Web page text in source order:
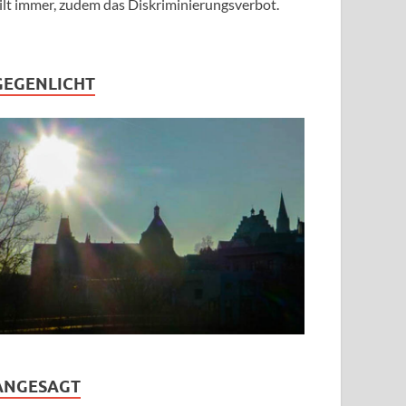
immer, zudem das Diskriminierungsverbot.